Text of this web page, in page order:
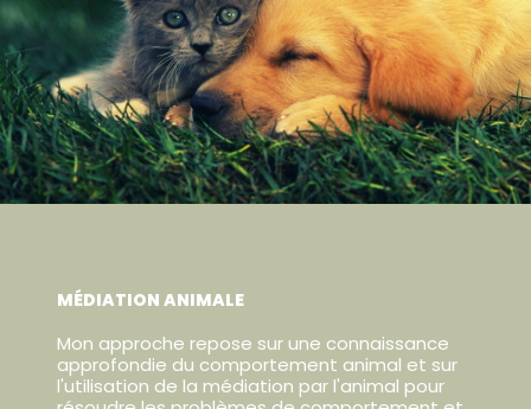
MÉDIATION ANIMALE
Mon approche repose sur une connaissance
approfondie du comportement animal et sur
l'utilisation de la médiation par l'animal pour